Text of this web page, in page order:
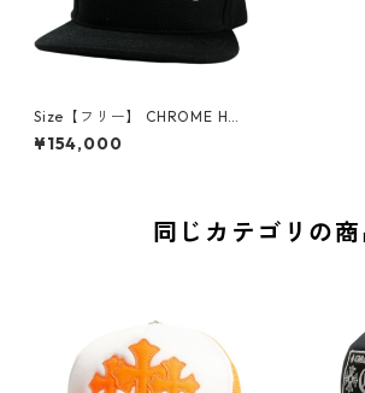
Size【フリー】 CHROME HEA
RTS クロム・ハーツ CH SCRO
LL HAT BSBL CAP DENIM BLA
¥154,000
同じカテゴリの商